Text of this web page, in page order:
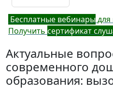
Бесплатные вебинарыдля
Получить сертификат
Актуальные
современного
образования: